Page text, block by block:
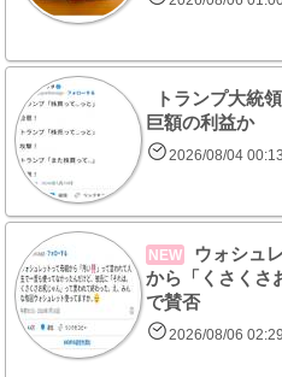
トランプ大統
巨額の利益か
2026/08/04
NEW
ウォシュ
から「くさくさ
で賛否
2026/08/06